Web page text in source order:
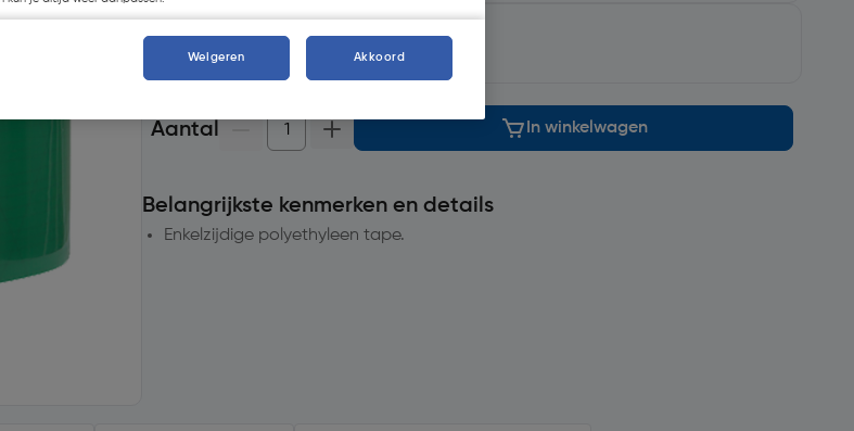
op voorraad.Morgen bezorgd.
20+
Aantal In winkelwagen
Belangrijkste kenmerken en details
Enkelzijdige polyethyleen tape.
Weigeren Akkoord